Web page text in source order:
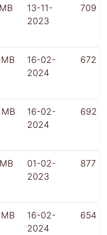
13-11-
2023
709
16-02-
2024
672
16-02-
2024
692
01-02-
2023
877
16-02-
2024
654